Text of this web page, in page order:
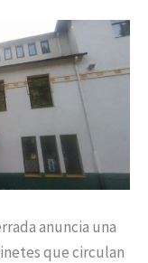
anuncia una
que circulan